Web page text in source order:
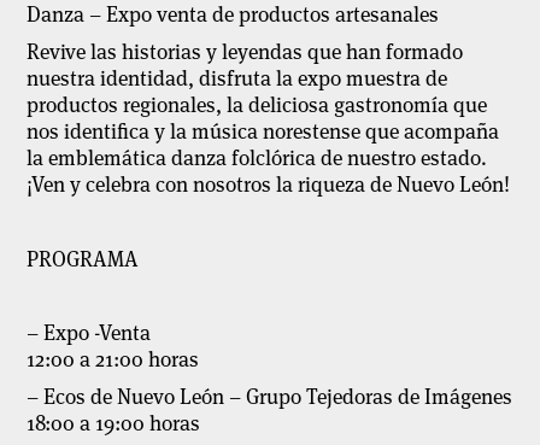
Danza – Expo venta de productos artesanales
Revive las historias y leyendas que han formado
nuestra identidad, disfruta la expo muestra de
productos regionales, la deliciosa gastronomía que
nos identifica y la música norestense que acompaña
la emblemática danza folclórica de nuestro estado.
¡Ven y celebra con nosotros la riqueza de Nuevo León!
PROGRAMA
– Expo -Venta
12:00 a 21:00 horas
– Ecos de Nuevo León – Grupo Tejedoras de Imágenes
18:00 a 19:00 horas